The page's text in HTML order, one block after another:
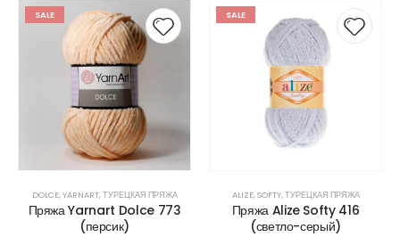
SALE
DOLCE,YARNART,ТУРЕЦКАЯ ПРЯЖА
Пряжа Yarnart Dolce 773
(персик)
SALE
ALIZE,SOFTY,ТУРЕЦКАЯ ПРЯЖА
Пряжа Alize Softy 416
(светло-серый)